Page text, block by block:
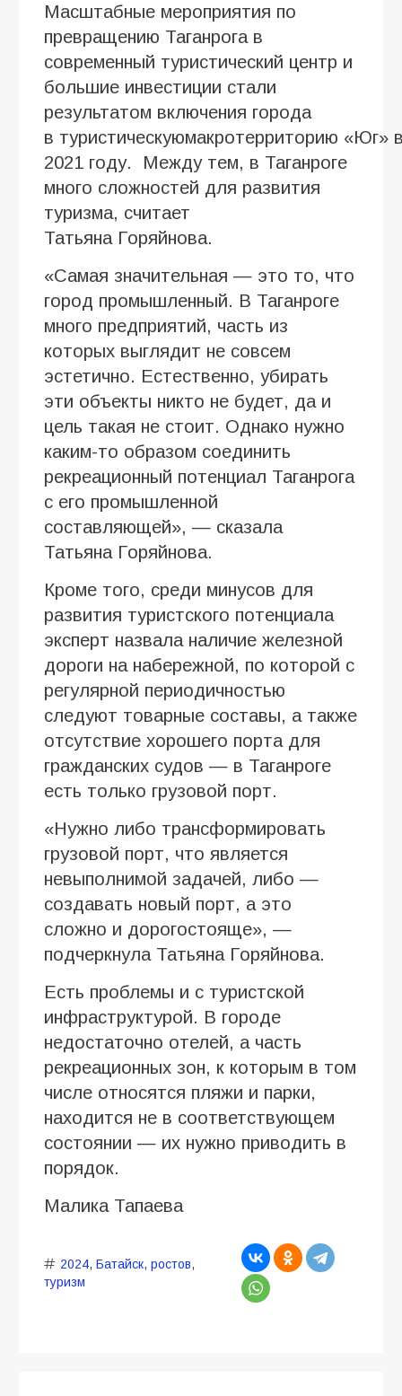
Масштабные мероприятия по
превращению Таганрога в
современный туристический центр и
большие инвестиции стали
результатом включения города
в туристическуюмакротерриторию «Юг»
2021 году. Между тем, в Таганроге
много сложностей для развития
туризма, считает
Татьяна Горяйнова.
«Самая значительная — это то, что
город промышленный. В Таганроге
много предприятий, часть из
которых выглядит не совсем
эстетично. Естественно, убирать
эти объекты никто не будет, да и
цель такая не стоит. Однако нужно
каким-то образом соединить
рекреационный потенциал Таганрога
с его промышленной
составляющей», — сказала
Татьяна Горяйнова.
Кроме того, среди минусов для
развития туристского потенциала
эксперт назвала наличие железной
дороги на набережной, по которой с
регулярной периодичностью
следуют товарные составы, а также
отсутствие хорошего порта для
гражданских судов — в Таганроге
есть только грузовой порт.
«Нужно либо трансформировать
грузовой порт, что является
невыполнимой задачей, либо —
создавать новый порт, а это
сложно и дорогостояще», —
подчеркнула Татьяна Горяйнова.
Есть проблемы и с туристской
инфраструктурой. В городе
недостаточно отелей, а часть
рекреационных зон, к которым в том
числе относятся пляжи и парки,
находится не в соответствующем
состоянии — их нужно приводить в
порядок.
Малика Тапаева
2024, Батайск, ростов,
туризм